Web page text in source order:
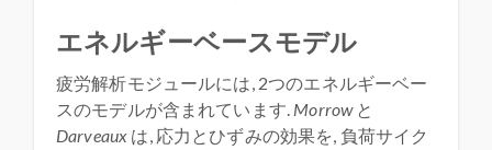
エネルギーベースモデル
疲労解析モジュールには, 2つのエネルギーベー
スのモデルが含まれています. Morrowと
Darveaux は, 応力とひずみの効果を, 負荷サイク